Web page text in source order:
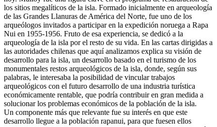
los sitios megalíticos de la isla. Formado inicialmente en arqueología
de las Grandes Llanuras de América del Norte, fue uno de los
arqueólogos invitados a participar en la expedición noruega a Rapa
Nui en 1955-1956. Fruto de esa experiencia, se dedicó a la
arqueología de la isla por el resto de su vida. En las cartas dirigidas a
las autoridades chilenas que aquí analizamos explica su visión de
desarrollo para la isla, un desarrollo basado en el turismo de los
monumentales restos arqueológicos de la isla, donde, según sus
palabras, le interesaba la posibilidad de vincular trabajos
arqueológicos con el futuro desarrollo de una industria turística
económicamente rentable, que podría contribuir en gran medida a
solucionar los problemas económicos de la población de la isla.
Un componente más que relevante fue su interés en que este
desarrollo llegue a la población rapanui, para que fuesen ellos